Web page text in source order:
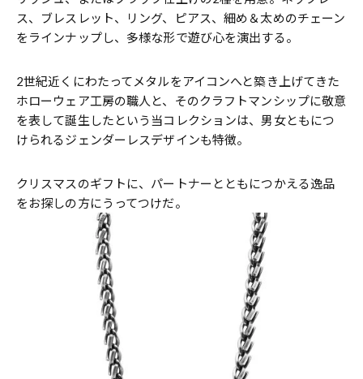
ス、ブレスレット、リング、ピアス、細め＆太めのチェーン
をラインナップし、多様な形で遊び心を演出する。
2世紀近くにわたってメタルをアイコンへと築き上げてきた
ホローウェア工房の職人と、そのクラフトマンシップに敬意
を表して誕生したという当コレクションは、男女ともにつ
けられるジェンダーレスデザインも特徴。
クリスマスのギフトに、パートナーとともにつかえる逸品
をお探しの方にうってつけだ。